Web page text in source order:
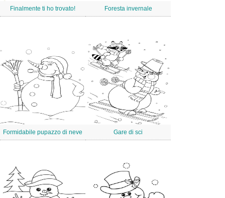
Finalmente ti ho trovato! Foresta invernale
Formidabile pupazzo di neve Gare di sci